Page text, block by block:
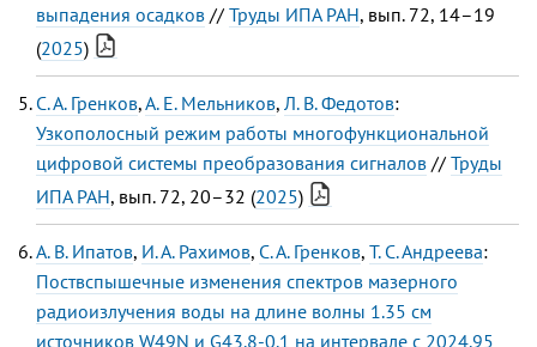
выпадения осадков // Труды ИПА РАН, вып. 72, 14–19
(2025)
С. А. Гренков,А. Е. Мельников, Л. В. Федотов:
Узкополосный режим работы многофункциональной
цифровой системы преобразования сигналов // Труды
ИПА РАН, вып. 72, 20–32 (2025)
А. В. Ипатов, И. А. Рахимов, С. А. Гренков, Т. С. Андреева:
Поствспышечные изменения спектров мазерного
радиоизлучения воды на длине волны 1.35 см
источников W49N и G43.8-0.1 на интервале с 2024.95